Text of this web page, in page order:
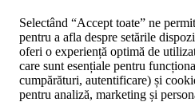
Selectând “Accept toate” ne
pentru a afla despre setările
oferi o experiență optimă de
care sunt esențiale pentru
cumpărături, autentificare) și
pentru analiză, marketing și